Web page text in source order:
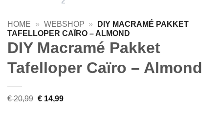
HOME » WEBSHOP »
DIY MACRAMÉ PAKKET
TAFELLOPER CAÏRO – ALMOND
DIY Macramé Pakket
Tafelloper Caïro – Almond
€20,99 Oorspronkelijke
€14,99Huidige